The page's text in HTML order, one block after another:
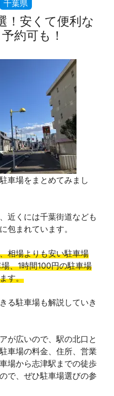
！安くて便利な
予約可も！
車場をまとめてみまし
近くには千葉街道なども
包まれています。
相場よりも安い駐車場
、1時間100円の駐車場
す。
る駐車場も解説していき
が広いので、駅の北口と
車場の料金、住所、営業
場から志津駅までの徒歩
で、ぜひ駐車場選びの参